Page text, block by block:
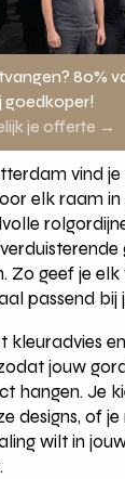
80%
goedkoper!
je offerte →
vind
elk raam in
Zo geef je
passend bij
kleuradvies en
jouw
hangen. Je
designs, of je
wilt in